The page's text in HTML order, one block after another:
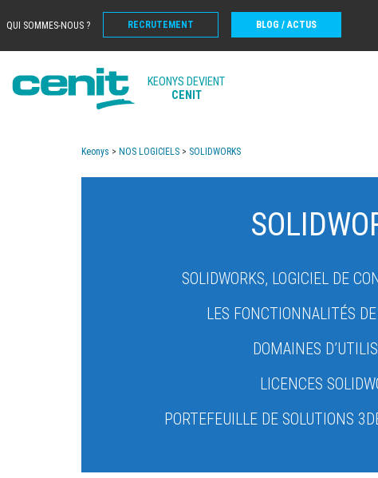
QUI SOMMES-NOUS ? RECRUTEMENT BLOG / ACTUS
KEONYS DEVIENT
CENIT
Keonys > NOS LOGICIELS > SOLIDWORKS
SOLIDWORKS, LOGICIEL DE
LES FONCTIONNALITÉS
DOMAINES
LICENCES
PORTEFEUILLE DE SOLUTIONS